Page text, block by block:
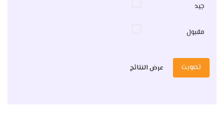
جيد
مقبول
تصويت عرض النتائج